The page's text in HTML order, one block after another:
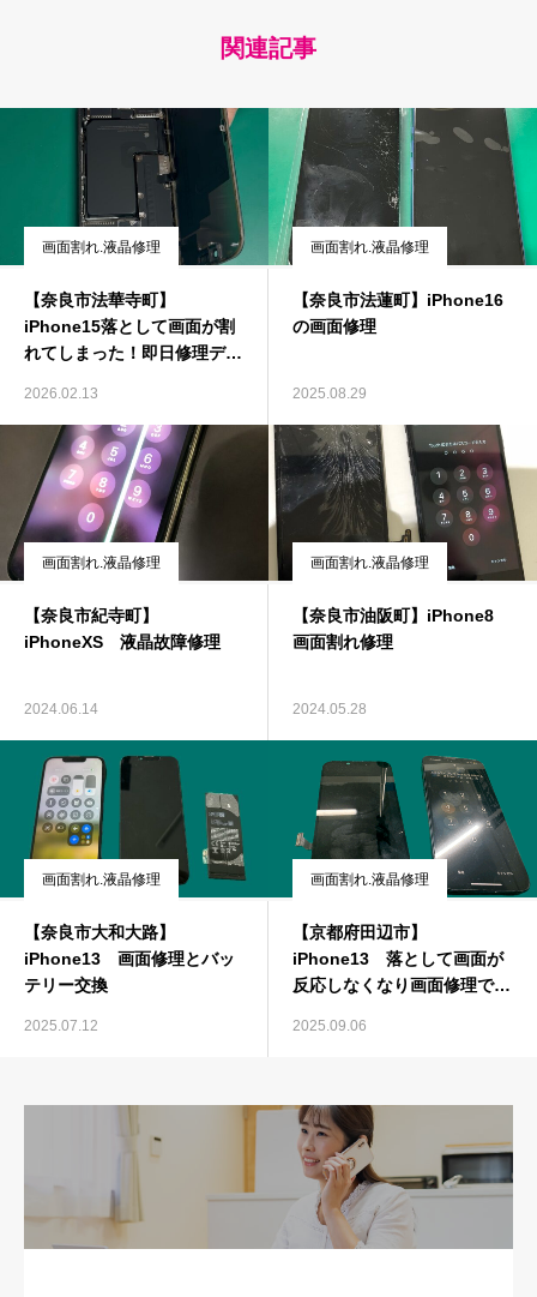
関連記事
画面割れ.液晶修理
【奈良市法華寺町】
iPhone15落として画面が割
れてしまった！即日修理デー
2026.02.13
画面割れ.液晶修理
【奈良市法蓮町】iPhone16
の画面修理
2025.08.29
画面割れ.液晶修理
【奈良市紀寺町】
iPhoneXS 液晶故障修理
2024.06.14
画面割れ.液晶修理
【奈良市油阪町】iPhone8
画面割れ修理
2024.05.28
画面割れ.液晶修理
【奈良市大和大路】
iPhone13 画面修理とバッ
テリー交換
2025.07.12
画面割れ.液晶修理
【京都府田辺市】
iPhone13 落として画面が
反応しなくなり画面修理で来
2025.09.06